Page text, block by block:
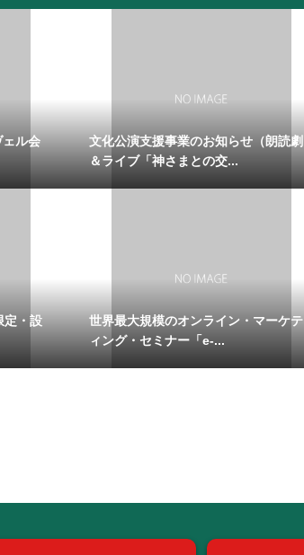
ル会
文化公演支援事業のお知らせ（朗読劇
＆ライブ「神さまとの交...
定・設
世界最大規模のオンライン・マーケテ
ィング・セミナー「e-...